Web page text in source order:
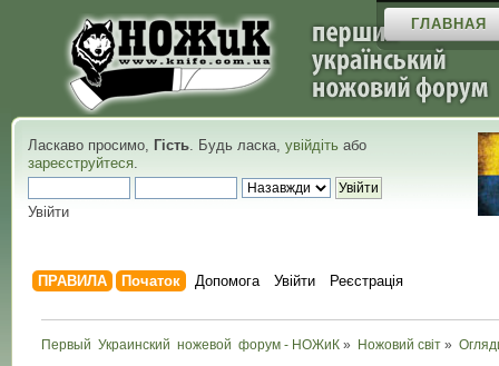
ГЛАВНАЯ
Ласкаво просимо, Гість. Будь ласка, увійдіть або
зареєструйтеся.
Увійти
ПРАВИЛА Початок Допомога Увійти Реєстрація
Первый  Украинский  ножевой  форум - НОЖиК » Ножовий світ »